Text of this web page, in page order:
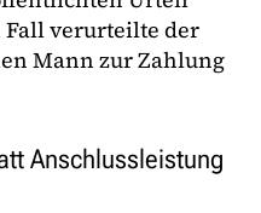
verurteilte der
Mann zur Zahlung
Anschlussleistung